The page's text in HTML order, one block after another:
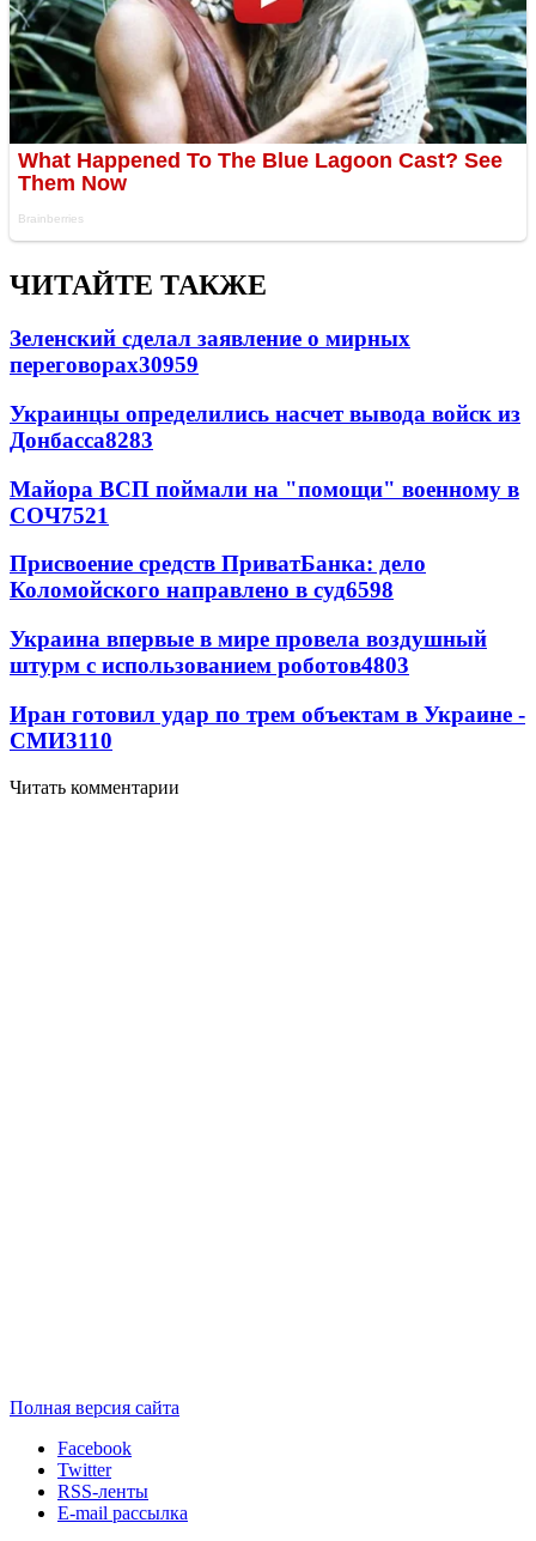
ЧИТАЙТЕ ТАКЖЕ
Зеленский сделал заявление о мирных
переговорах30959
Украинцы определились насчет вывода войск из
Донбасса8283
Майора ВСП поймали на "помощи" военному в
СОЧ7521
Присвоение средств ПриватБанка: дело
Коломойского направлено в суд6598
Украина впервые в мире провела воздушный
штурм с использованием роботов4803
Иран готовил удар по трем объектам в Украине -
СМИ3110
Читать комментарии
Полная версия сайта
Facebook
Twitter
RSS-ленты
E-mail рассылка